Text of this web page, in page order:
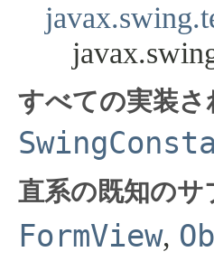
すべての実装
直系の既知のサ
FormView,